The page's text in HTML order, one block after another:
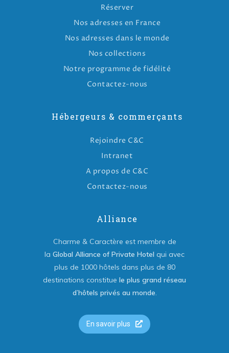
Réserver
Nos adresses en France
Nos adresses dans le monde
Nos collections
Notre programme de fidélité
Contactez-nous
Hébergeurs & commerçants
Rejoindre C&C
Intranet
A propos de C&C
Contactez-nous
Alliance
Charme & Caractère est membre de
la Global Alliance of Private Hotel qui avec
plus de 1000 hôtels dans plus de 80
destinations constitue le plus grand réseau
d’hôtels privés au monde
En savoir plus